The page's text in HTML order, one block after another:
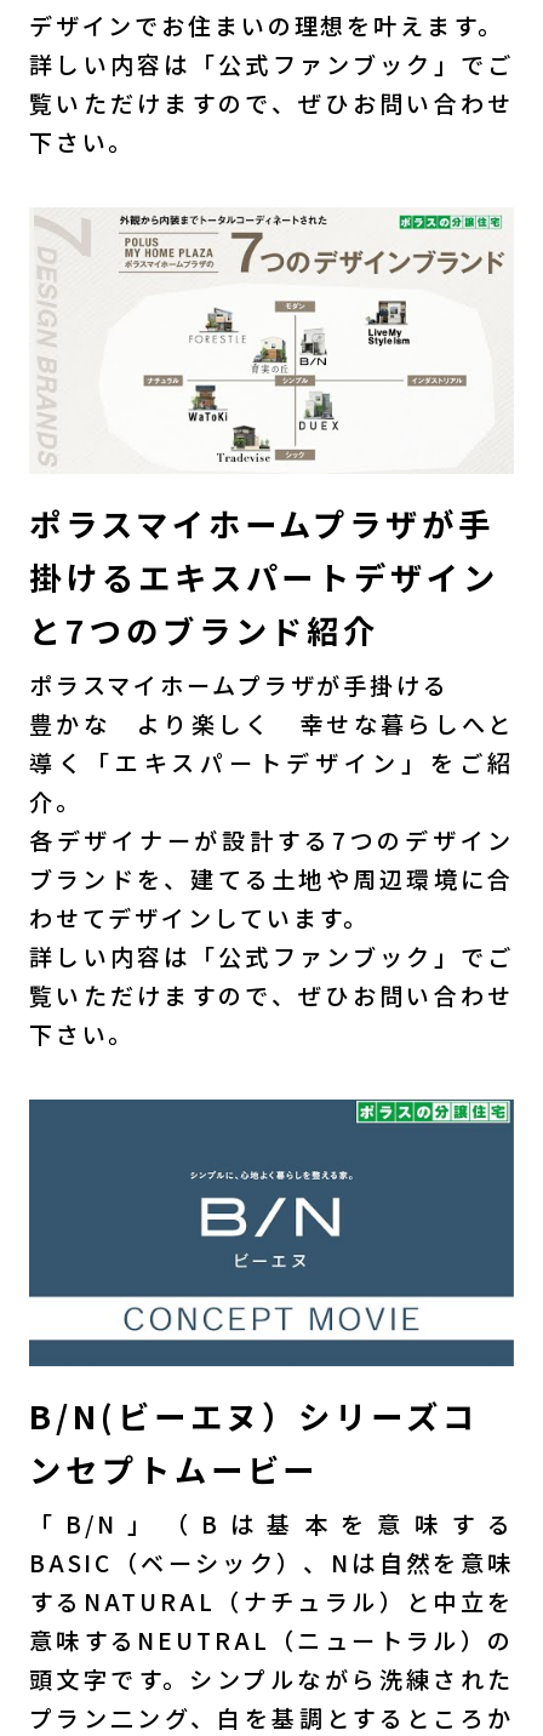
デザインでお住まいの理想を叶えます。
詳しい内容は「公式ファンブック」でご
覧いただけますので、ぜひお問い合わせ
下さい。
ポラスマイホームプラザが手
掛けるエキスパートデザイン
と7つのブランド紹介
ポラスマイホームプラザが手掛ける
豊かな より楽しく 幸せな暮らしへと
導く「エキスパートデザイン」をご紹
介。
各デザイナーが設計する7つのデザイン
ブランドを、建てる土地や周辺環境に合
わせてデザインしています。
詳しい内容は「公式ファンブック」でご
覧いただけますので、ぜひお問い合わせ
下さい。
B/N(ビーエヌ）シリーズコ
ンセプトムービー
「B/N」（Bは基本を意味する
BASIC（ベーシック）、Nは自然を意味
するNATURAL（ナチュラル）と中立を
意味するNEUTRAL（ニュートラル）の
頭文字です。シンプルながら洗練された
プラン二ング、白を基調とするところか